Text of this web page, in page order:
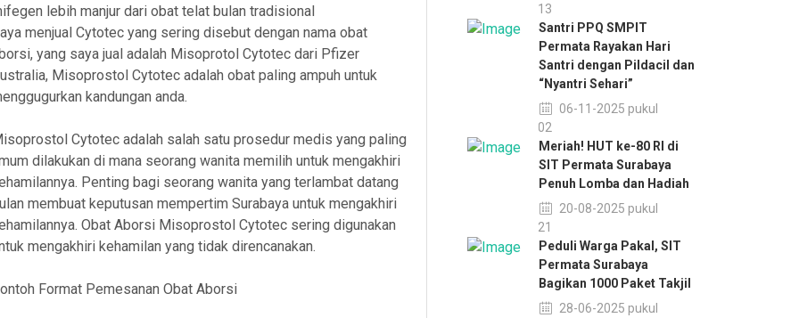
lebih manjur dari obat telat bulan tradisional
menjual Cytotec yang sering disebut dengan nama obat
yang saya jual adalah Misoprotol Cytotec dari Pfizer
Misoprostol Cytotec adalah obat paling ampuh untuk
kandungan anda.
Cytotec adalah salah satu prosedur medis yang paling
dilakukan di mana seorang wanita memilih untuk mengakhiri
Penting bagi seorang wanita yang terlambat datang
membuat keputusan mempertim Surabaya untuk mengakhiri
Obat Aborsi Misoprostol Cytotec sering digunakan
mengakhiri kehamilan yang tidak direncanakan.
Format Pemesanan Obat Aborsi
14:13
Santri PPQ SMPIT
Permata Rayakan Hari
Santri dengan Pildacil dan
“Nyantri Sehari”
06-11-2025 pukul
14:02
Meriah! HUT ke-80 RI di
SIT Permata Surabaya
Penuh Lomba dan Hadiah
20-08-2025 pukul
13:21
Peduli Warga Pakal, SIT
Permata Surabaya
Bagikan 1000 Paket Takjil
28-06-2025 pukul